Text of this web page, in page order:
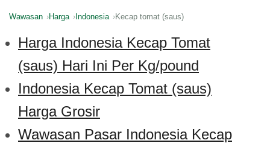
Wawasan Harga Indonesia Kecap tomat (saus)
Harga Indonesia Kecap Tomat
(saus) Hari Ini Per Kg/pound
Indonesia Kecap Tomat (saus)
Harga Grosir
Wawasan Pasar Indonesia Kecap